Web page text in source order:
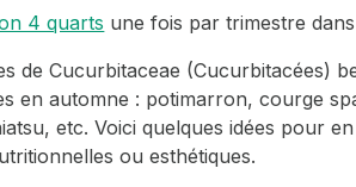
4 quarts une fois par trimestre
deCucurbitaceae (Cucurbitacées)
en automne : potimarron, courge
etc. Voici quelques idées pour
ou esthétiques.